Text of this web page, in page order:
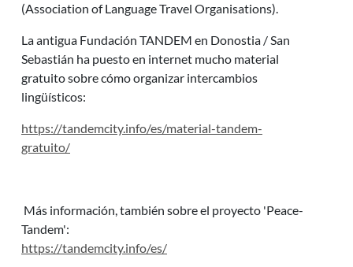
(Association of Language Travel Organisations).
La antigua Fundación TANDEM en Donostia / San
Sebastián ha puesto en internet mucho material
gratuito sobre cómo organizar intercambios
lingüísticos:
https://tandemcity.info/es/material-tandem-
gratuito/
Más información, también sobre el proyecto 'Peace-
Tandem':
https://tandemcity.info/es/